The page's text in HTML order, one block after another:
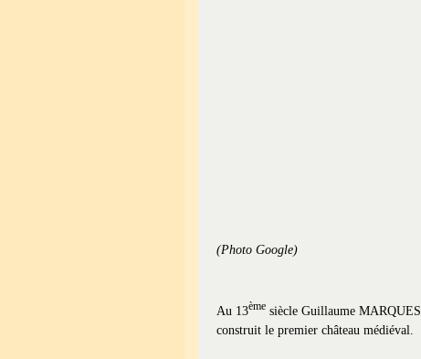
(Photo Google)
Au 13ème siècle Guillaume MARQUES
construit le premier château médiéval.